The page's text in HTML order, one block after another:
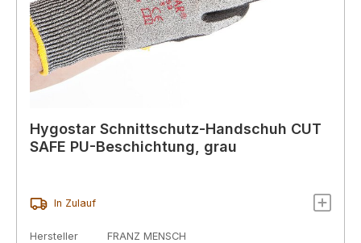
Hygostar Schnittschutz-Handschuh CUT
SAFE PU-Beschichtung, grau
In Zulauf
Hersteller
FRANZ MENSCH